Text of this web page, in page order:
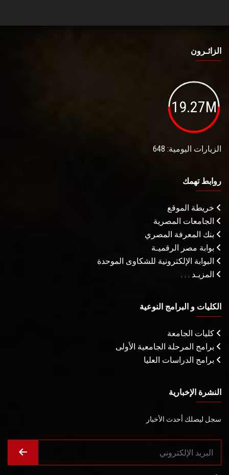
الزائـرون
19.27M
الزيارات اليومية: 648
روابط تهمك
خريطة الموقع
الجامعات المصرية
بنك المعرفة المصري
بوابة مصر الرقميـة
البوابة الإلكترونية للشكاوى الموحدة
المزيـد . . .
الكليات و البرامج النوعية
كليات الجامعة
برامج المرحلة الجامعية الأولى
برامج الدراسات العليا
النشرة الإخبارية
سجل ليصلك أحدث الأخبار